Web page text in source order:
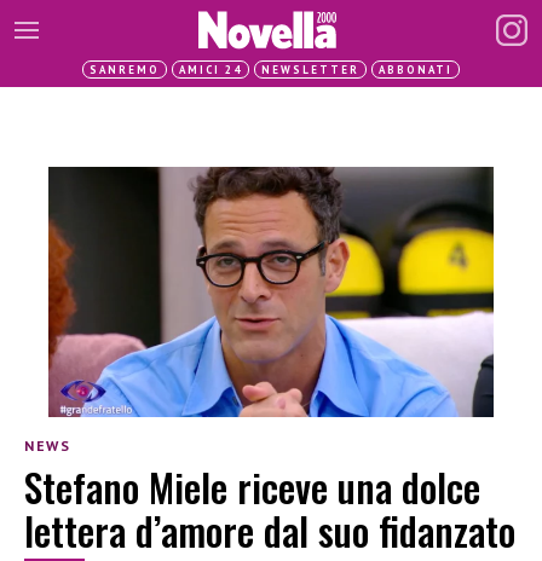
SANREMO AMICI 24 NEWSLETTER ABBONATI
NEWS
Stefano Miele riceve una dolce
lettera d’amore dal suo fidanzato